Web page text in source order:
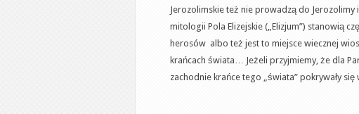
Jerozolimskie też nie prowadzą do
mitologii Pola Elizejskie („Elizjum”) stanowią
herosów albo też jest to miejsce wiecznej
krańcach świata… Jeżeli przyjmiemy, że dla
zachodnie krańce tego „świata” pokrywały